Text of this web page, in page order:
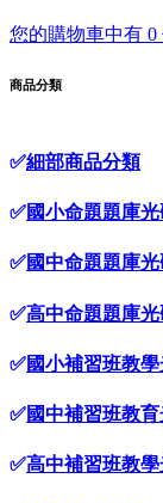
您的購物車中有 0
商品分類
✅細部商品分類
✅國小命題題庫
✅國中命題題庫
✅高中命題題庫光
✅國小補習班教
✅國中補習班教
✅高中補習班教